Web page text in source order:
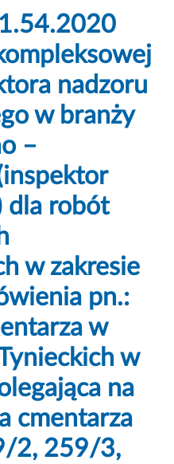
nadzoru
w branży
–
dla robót
w zakresie
pn.:
w
w
na
cmentarza
2, 259/3,